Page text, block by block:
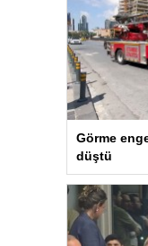
Görme
düştü